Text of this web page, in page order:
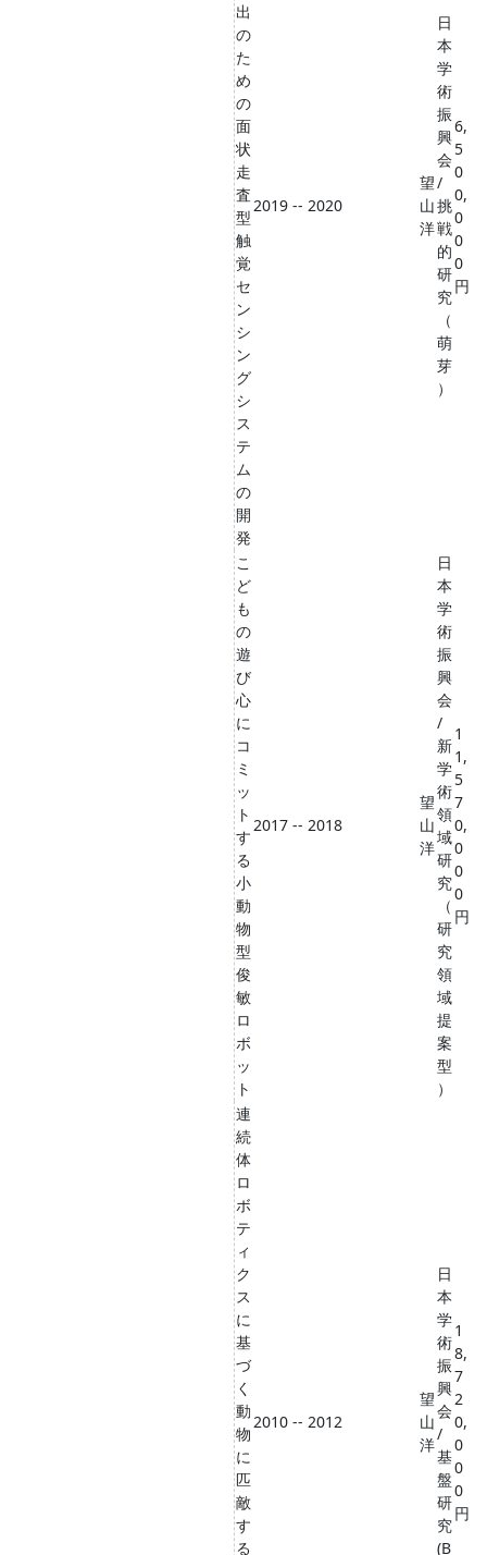
出
の
た
め
の
面
状
走
査
型
触
覚
セ
ン
シ
ン
グ
シ
ス
テ
ム
の
開
発
2019 -- 2020
望
山
洋
日
本
学
術
振
興
会
/
挑
戦
的
研
究
（
萌
芽
）
6,
5
0
0,
0
0
0
円
こ
ど
も
の
遊
び
心
に
コ
ミ
ッ
ト
す
る
小
動
物
型
俊
敏
ロ
ボ
ッ
ト
2017 -- 2018
望
山
洋
日
本
学
術
振
興
会
/
新
学
術
領
域
研
究
（
研
究
領
域
提
案
型
）
1
1,
5
7
0,
0
0
0
円
連
続
体
ロ
ボ
テ
ィ
ク
ス
に
基
づ
く
動
物
に
匹
敵
す
る
2010 -- 2012
望
山
洋
日
本
学
術
振
興
会
/
基
盤
研
究
(B
1
8,
7
2
0,
0
0
0
円